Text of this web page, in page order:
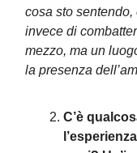
cosa sto
invece di
mezzo, ma un
la presenza
C’è